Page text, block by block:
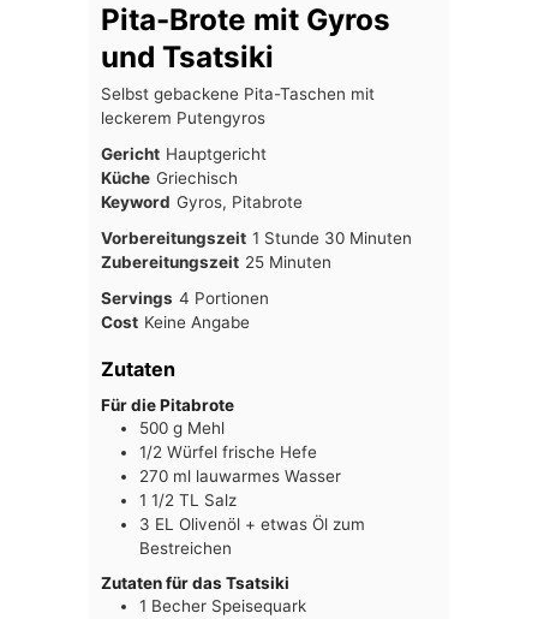
Pita-Brote mit Gyros
und Tsatsiki
Selbst gebackene Pita-Taschen mit
leckerem Putengyros
Gericht Hauptgericht
Küche Griechisch
Keyword Gyros, Pitabrote
Vorbereitungszeit 1 Stunde
Stunde 30Minuten
Minuten
Zubereitungszeit 25Minuten
Minuten
Servings 4 Portionen
Cost Keine Angabe
Zutaten
Für die Pitabrote
500 g Mehl
1/2 Würfel frische Hefe
270 ml lauwarmes Wasser
1 1/2 TL Salz
3 EL Olivenöl + etwas Öl zum
Bestreichen
Zutaten für das Tsatsiki
1 Becher Speisequark